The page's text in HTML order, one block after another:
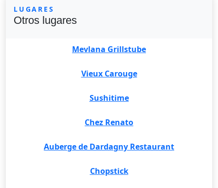
LUGARES
Otros lugares
Mevlana Grillstube
Vieux Carouge
Sushitime
Chez Renato
Auberge de Dardagny Restaurant
Chopstick